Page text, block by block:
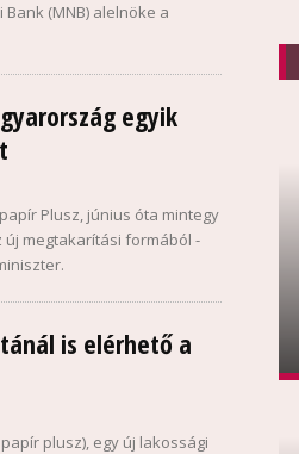
(MNB) alelnöke a
egyik
Plusz, június óta mintegy
megtakarítási formából -
is elérhető a
plusz), egy új lakossági